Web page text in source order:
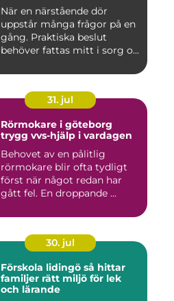
När en närstående dör
uppstår många frågor på en
gång. Praktiska beslut
behöver fattas mitt i sorg o...
31. jul
Rörmokare i göteborg
trygg vvs-hjälp i vardagen
Behovet av en pålitlig
rörmokare blir ofta tydligt
först när något redan har
gått fel. En droppande ...
30. jul
Förskola lidingö så hittar
familjer rätt miljö för lek
och lärande